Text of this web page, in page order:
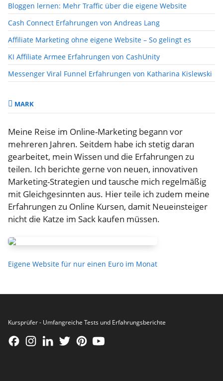
Bloggen lernen: Mehr Traffic über die eigene Website
Cash Connect Erfahrungen von Andreas Lang
Affiliate Marketing ohne eigene Website – So gelingt es
KI Affiliate Armee Erfahrungen von CashUnity
Messenger Viral Funnel Erfahrungen von Katharina Kislewski
MARK
Meine Reise im Online-Marketing begann vor
mehreren Jahren. Seitdem habe ich stetig daran
gearbeitet, mein Wissen und die Erfahrungen zu
teilen. Ich berichte gerne von neuen, innovativen
Marketing-Strategien und tausche mich regelmäßig
mit Gleichgesinnten aus. Hier teile ich zudem meine
Erfahrungen zu Online Kursen, damit Neueinsteiger
nicht die Katze im Sack kaufen müssen.
Eigene Website für nur einen Euro im Monat
Kursprüfer - Umfangreiche Tests und Erfahrungsberichte